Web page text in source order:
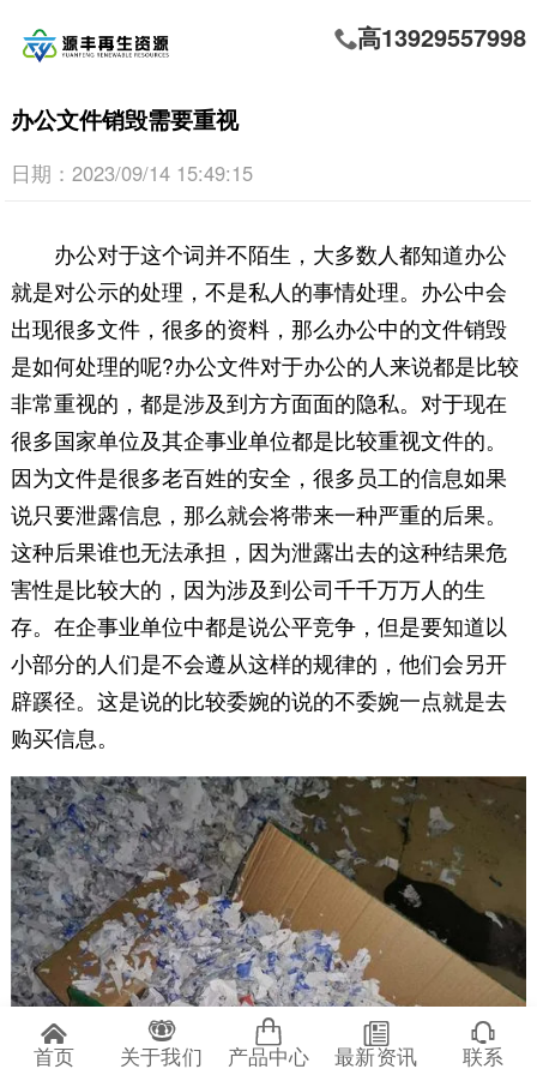
高13929557998
办公文件销毁需要重视
日期：2023/09/14 15:49:15
办公对于这个词并不陌生，大多数人都知道办公
就是对公示的处理，不是私人的事情处理。办公中会
出现很多文件，很多的资料，那么办公中的文件销毁
是如何处理的呢?办公文件对于办公的人来说都是比较
非常重视的，都是涉及到方方面面的隐私。对于现在
很多国家单位及其企事业单位都是比较重视文件的。
因为文件是很多老百姓的安全，很多员工的信息如果
说只要泄露信息，那么就会将带来一种严重的后果。
这种后果谁也无法承担，因为泄露出去的这种结果危
害性是比较大的，因为涉及到公司千千万万人的生
存。在企事业单位中都是说公平竞争，但是要知道以
小部分的人们是不会遵从这样的规律的，他们会另开
辟蹊径。这是说的比较委婉的说的不委婉一点就是去
购买信息。
首页 关于我们 产品中心 最新资讯 联系